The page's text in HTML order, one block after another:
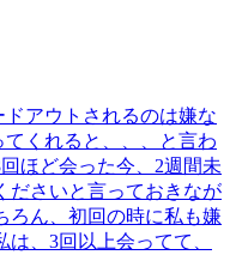
アウトされるのは嫌な
くれると、、、と言わ
ほど会った今、2週間未
ださいと言っておきなが
ろん、初回の時に私も嫌
、3回以上会ってて、